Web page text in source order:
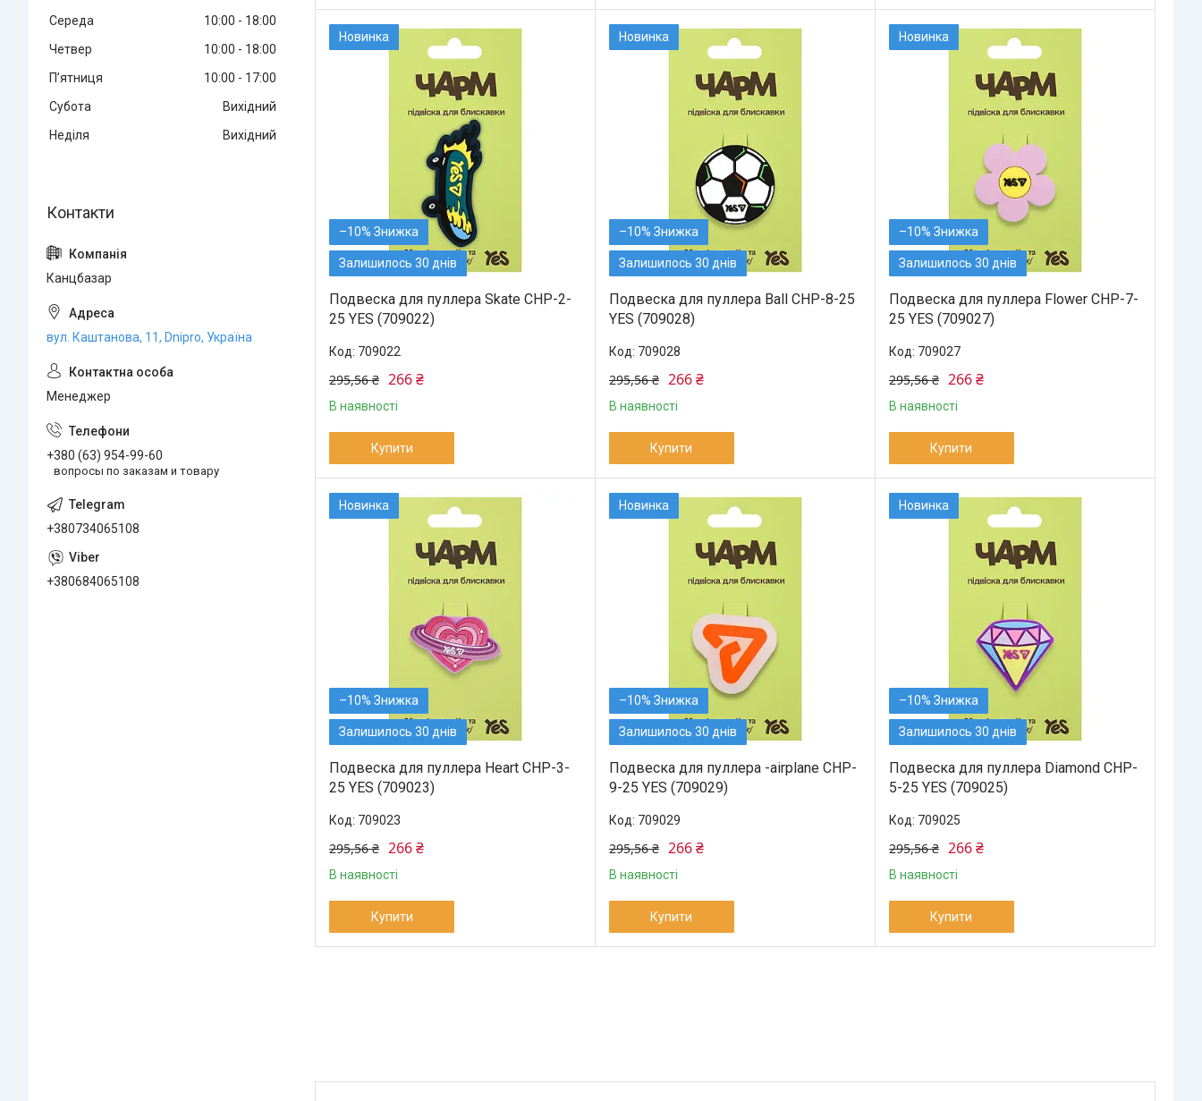
Новинка
–10%
Залишилось 30 днів
Подвеска для пуллера Skate CHP-2-
25 YES (709022)
709022
295,56 ₴ 266 ₴
В наявності
Купити
Новинка
–10%
Залишилось 30 днів
Подвеска для пуллера Ball CHP-8-25
YES (709028)
709028
295,56 ₴ 266 ₴
В наявності
Купити
Новинка
–10%
Залишилось 30 днів
Подвеска для пуллера Flower CHP-7-
25 YES (709027)
709027
295,56 ₴ 266 ₴
В наявності
Купити
Новинка
–10%
Залишилось 30 днів
Подвеска для пуллера Heart CHP-3-
25 YES (709023)
709023
295,56 ₴ 266 ₴
В наявності
Купити
Новинка
–10%
Залишилось 30 днів
Подвеска для пуллера -airplane CHP-
9-25 YES (709029)
709029
295,56 ₴ 266 ₴
В наявності
Купити
Новинка
–10%
Залишилось 30 днів
Подвеска для пуллера Diamond CHP-
5-25 YES (709025)
709025
295,56 ₴ 266 ₴
В наявності
Купити
Середа
10:00
18:00
Четвер
10:00
18:00
Пʼятниця
10:00
17:00
Субота
Вихідний
Неділя
Вихідний
Канцбазар
вул. Каштанова, 11, Dnipro, Україна
Менеджер
+380 (63) 954-99-60
вопросы по заказам и товару
+380734065108
+380684065108